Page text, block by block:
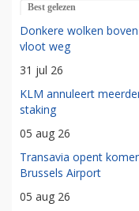
Best gelezen
Donkere wolken
vloot weg
31 jul 26
KLM annuleert
staking
05 aug 26
Transavia opent
Brussels Airport
05 aug 26